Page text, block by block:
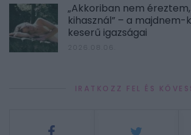
„Akkoriban nem
kihasznál” – a
keserű igazságai
IRATKOZZ FEL ÉS